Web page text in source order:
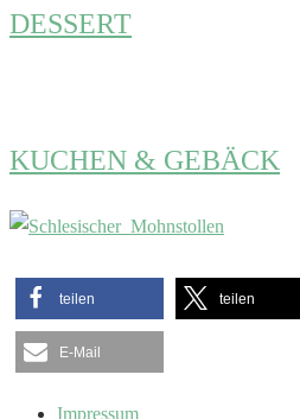
DESSERT
KUCHEN & GEBÄCK
teilen teilen
E-Mail
Impressum